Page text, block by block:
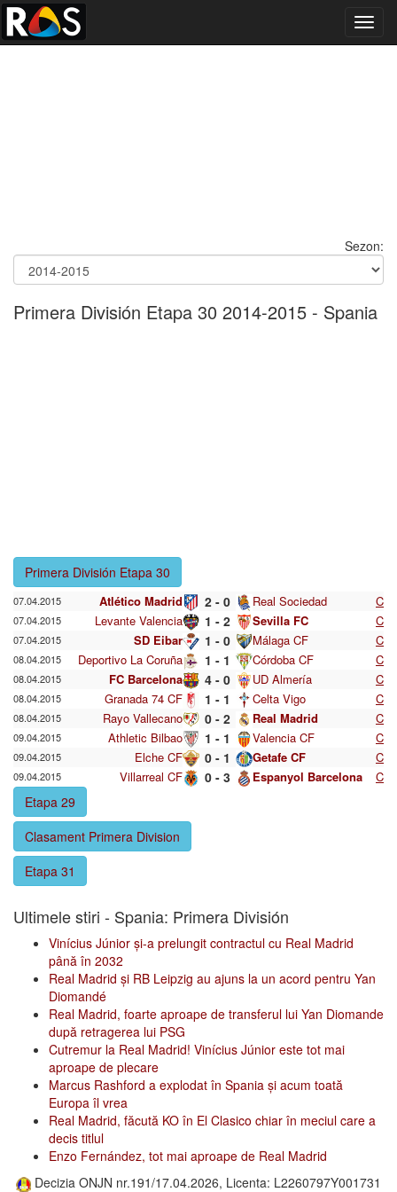
Sezon:
Primera División Etapa 30 2014-2015 - Spania
Primera División Etapa 30
07.04.2015 Atlético Madrid 2 - 0 Real Sociedad C
07.04.2015 Levante Valencia 1 - 2 Sevilla FC C
07.04.2015 SD Eibar 1 - 0 Málaga CF C
08.04.2015 Deportivo La Coruña 1 - 1 Córdoba CF C
08.04.2015 FC Barcelona 4 - 0 UD Almería C
08.04.2015 Granada 74 CF 1 - 1 Celta Vigo C
08.04.2015 Rayo Vallecano 0 - 2 Real Madrid C
09.04.2015 Athletic Bilbao 1 - 1 Valencia CF C
09.04.2015 Elche CF 0 - 1 Getafe CF C
09.04.2015 Villarreal CF 0 - 3 Espanyol Barcelona C
Etapa 29
Clasament Primera Division
Etapa 31
Ultimele stiri - Spania: Primera División
Vinícius Júnior și-a prelungit contractul cu Real Madrid
până în 2032
Real Madrid și RB Leipzig au ajuns la un acord pentru Yan
Diomandé
Real Madrid, foarte aproape de transferul lui Yan Diomande
după retragerea lui PSG
Cutremur la Real Madrid! Vinícius Júnior este tot mai
aproape de plecare
Marcus Rashford a explodat în Spania și acum toată
Europa îl vrea
Real Madrid, făcută KO în El Clasico chiar în meciul care a
decis titlul
Enzo Fernández, tot mai aproape de Real Madrid
Decizia ONJN nr.191/17.04.2026, Licenta: L2260797Y001731